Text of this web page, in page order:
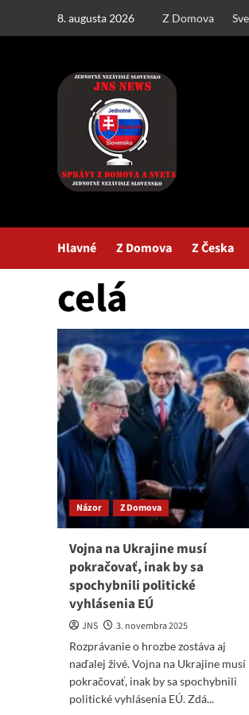
8. augusta 2026 Z Domova
Hlavné Z Domova Z Česka
celá
Názor Z Domova
Vojna na Ukrajine musí
pokračovať, inak by sa
spochybnili politické
vyhlásenia EÚ
JNS
3. novembra 2025
Rozprávanie o hrozbe zostáva aj
naďalej živé. Vojna na Ukrajine musí
pokračovať, inak by sa spochybnili
politické vyhlásenia EÚ. Zdá...